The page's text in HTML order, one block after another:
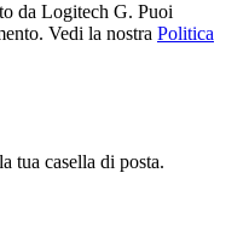
da Logitech G. Puoi
Vedi la nostra Politica
tua casella di posta.